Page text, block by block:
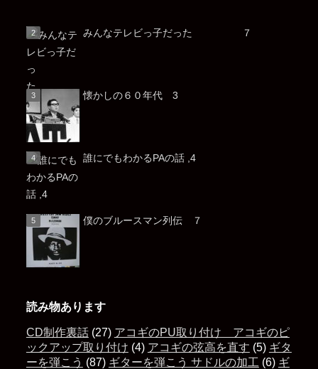
みんなテレビっ子だった ７
懐かしの６０年代 3
誰にでもわかるPAの話 ,4
僕のブルースマン列伝 ７
読み物あります
CD制作裏話(27) アコギのPU取り付け アコギのピ
ックアップ取り付け (4) アコギの弦高を直す (5) ギタ
ーを弾こう (87) ギターを弾こう サドルの加工 (6) ギ